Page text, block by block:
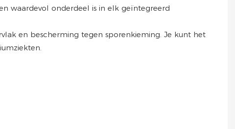
waardevol onderdeel is in elk geïntegreerd
en bescherming tegen sporenkieming. Je kunt het